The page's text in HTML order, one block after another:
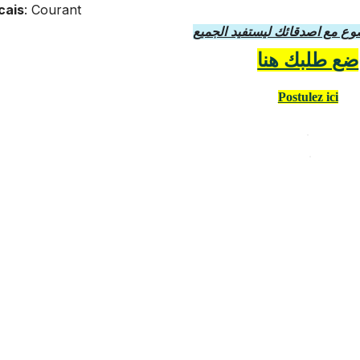
: Courant
مع اصدقائك ليستفيد الجميع
ضع طلبك هنا
Postulez ici